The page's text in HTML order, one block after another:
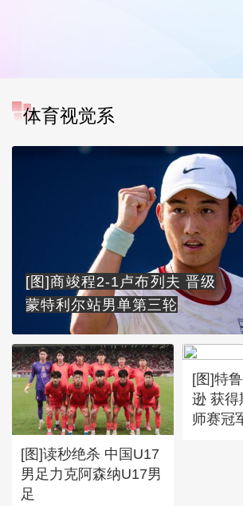
体育视觉系
[图]商竣程2-1卢布列夫 晋级
蒙特利尔站男单第三轮
[图]读秒绝杀 中国U17
男足力克阿森纳U17男
足
[图]特
逊 获得
师赛冠